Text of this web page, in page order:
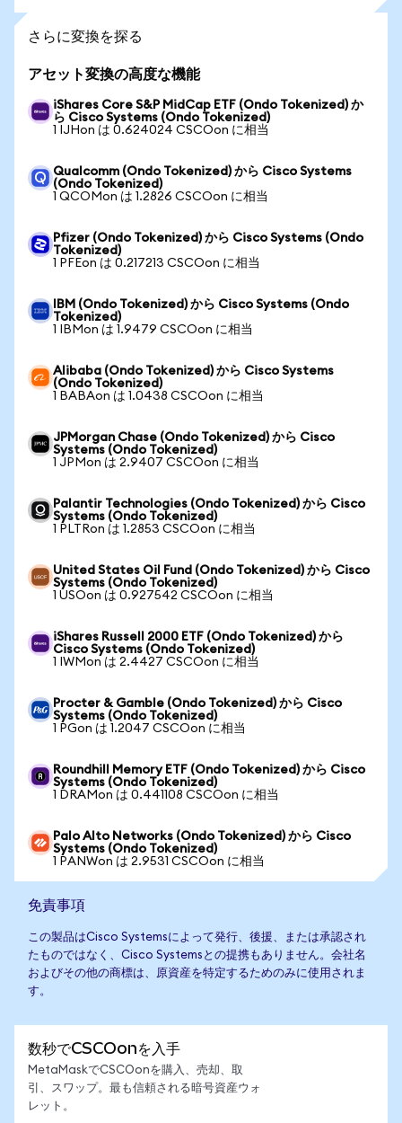
さらに変換を探る
アセット変換の高度な機能
iShares Core S&P MidCap ETF (Ondo Tokenized) か
ら Cisco Systems (Ondo Tokenized)
1 IJHon は 0.624024 CSCOon に相当
Qualcomm (Ondo Tokenized) から Cisco Systems
(Ondo Tokenized)
1 QCOMon は 1.2826 CSCOon に相当
Pfizer (Ondo Tokenized) から Cisco Systems (Ondo
Tokenized)
1 PFEon は 0.217213 CSCOon に相当
IBM (Ondo Tokenized) から Cisco Systems (Ondo
Tokenized)
1 IBMon は 1.9479 CSCOon に相当
Alibaba (Ondo Tokenized) から Cisco Systems
(Ondo Tokenized)
1 BABAon は 1.0438 CSCOon に相当
JPMorgan Chase (Ondo Tokenized) から Cisco
Systems (Ondo Tokenized)
1 JPMon は 2.9407 CSCOon に相当
Palantir Technologies (Ondo Tokenized) から Cisco
Systems (Ondo Tokenized)
1 PLTRon は 1.2853 CSCOon に相当
United States Oil Fund (Ondo Tokenized) から Cisco
Systems (Ondo Tokenized)
1 USOon は 0.927542 CSCOon に相当
iShares Russell 2000 ETF (Ondo Tokenized) から
Cisco Systems (Ondo Tokenized)
1 IWMon は 2.4427 CSCOon に相当
Procter & Gamble (Ondo Tokenized) から Cisco
Systems (Ondo Tokenized)
1 PGon は 1.2047 CSCOon に相当
Roundhill Memory ETF (Ondo Tokenized) から Cisco
Systems (Ondo Tokenized)
1 DRAMon は 0.441108 CSCOon に相当
Palo Alto Networks (Ondo Tokenized) から Cisco
Systems (Ondo Tokenized)
1 PANWon は 2.9531 CSCOon に相当
免責事項
この製品はCisco Systemsによって発行、後援、または承認され
たものではなく、Cisco Systemsとの提携もありません。会社名
およびその他の商標は、原資産を特定するためのみに使用されま
す。
数秒でCSCOonを入手
MetaMaskでCSCOonを購入、売却、取
引、スワップ。最も信頼される暗号資産ウォ
レット。